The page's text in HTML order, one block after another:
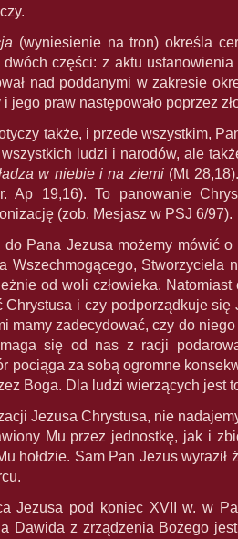
(wyniesienie na tron) określa
dwóch części: z aktu
nad poddanymi w zakresie
jego praw następowało poprzez
także, i przede wszystkim,
ludzi i narodów, ale
w niebie i na ziemi(Mt
Ap 19,16). To panowanie
(zob. Mesjasz w PSJ 6/97).
Pana Jezusa możemy mówić
Wszechmogącego,
od woli człowieka.
i czy podporządkuje
mamy zadecydować, czy do
się od nas z racji
pociąga za sobą ogromne
Boga. Dla ludzi wierzących jest
Jezusa Chrystusa, nie
Mu przez jednostkę, jak i
hołdzie. Sam Pan Jezus
Jezusa pod koniec XVII w. w
Dawida z zrządzenia Bożego